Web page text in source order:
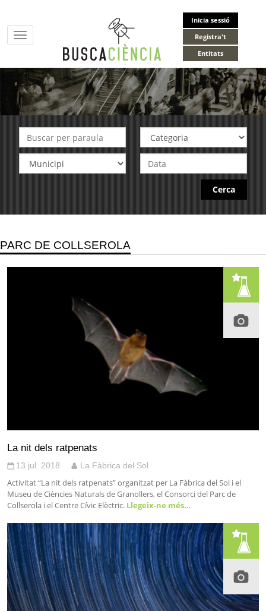
Inicia sessió
Registra't
Entitats
Toggle
navigation
Cerca
PARC DE COLLSEROLA
La nit dels ratpenats
13 jul. 2018 La Fàbrica del Sol
Activitat “La nit dels ratpenats” organitzat per La Fàbrica del Sol i el
Museu de Ciències Naturals de Granollers, el Consorci del Parc de
Collserola i el Centre Cívic Elèctric. Llegeix-ne més…